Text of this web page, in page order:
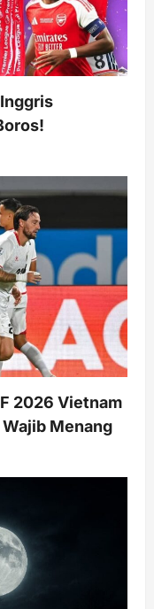
2026 Vietnam
Menang